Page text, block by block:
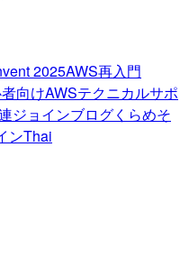
2025AWS再入門
向けAWSテクニカルサポ
ジョインブログくらめそ
ンThai